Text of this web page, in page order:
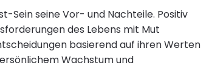
Sein seine Vor- und Nachteile. Positiv
des Lebens mit Mut
basierend auf ihren Werten
Wachstum und